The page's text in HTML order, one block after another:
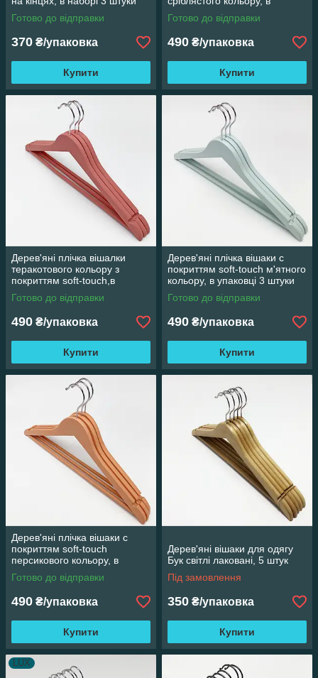
Готово до відправки
370 ₴/упаковка
Купити
упаковці 3 штуки
Готово до відправки
490 ₴/упаковка
Купити
Дерев'яні плічка вішалки
теракотового кольору з
покриттям soft-touch,в
упаковці 3 штуки
Готово до відправки
490 ₴/упаковка
Купити
Дерев'яні плічка вішаки c
покриттям soft-touch м'ятного
кольору, в упаковці 3 штуки
Готово до відправки
490 ₴/упаковка
Купити
Дерев'яні плічка вішаки c
покриттям soft-touch
персикового кольору, в
упаковці 3 штуки
Готово до відправки
490 ₴/упаковка
Купити
Дерев'яні вішаки для одягу
Бук світлі лаковані, 5 штук
Під замовлення
350 ₴/упаковка
Купити
LUX